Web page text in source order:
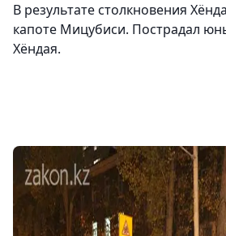
В результате столкновения
капоте Мицубиси. Пострадал
Хёндая.